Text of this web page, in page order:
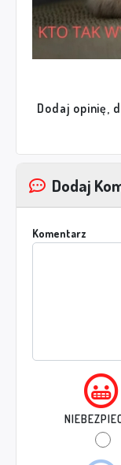
Dodaj opinię,
Dodaj
Komentarz